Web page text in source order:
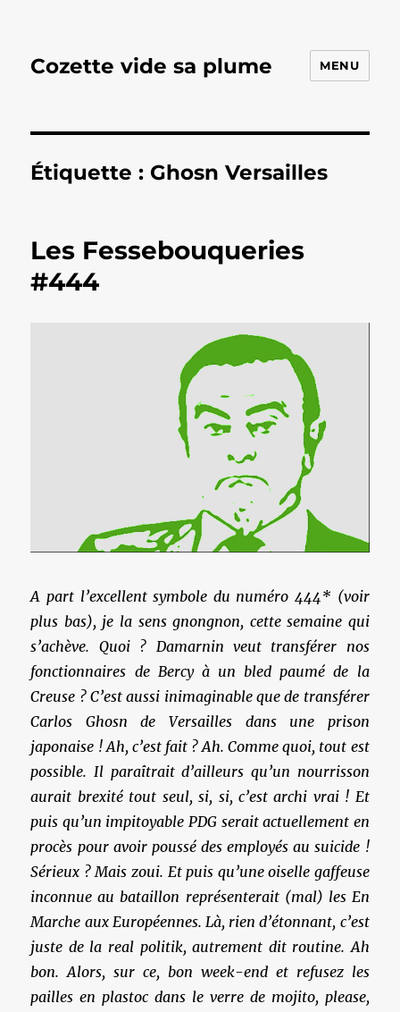
Cozette vide sa plume MENU
Étiquette : Ghosn Versailles
Les Fessebouqueries
#444
A part l’excellent symbole du numéro 444* (voir
plus bas), je la sens gnongnon, cette semaine qui
s’achève. Quoi ? Damarnin veut transférer nos
fonctionnaires de Bercy à un bled paumé de la
Creuse ? C’est aussi inimaginable que de transférer
Carlos Ghosn de Versailles dans une prison
japonaise ! Ah, c’est fait ? Ah. Comme quoi, tout est
possible. Il paraîtrait d’ailleurs qu’un nourrisson
aurait brexité tout seul, si, si, c’est archi vrai ! Et
puis qu’un impitoyable PDG serait actuellement en
procès pour avoir poussé des employés au suicide !
Sérieux ? Mais zoui. Et puis qu’une oiselle gaffeuse
inconnue au bataillon représenterait (mal) les En
Marche aux Européennes. Là, rien d’étonnant, c’est
juste de la real politik, autrement dit routine. Ah
bon. Alors, sur ce, bon week-end et refusez les
pailles en plastoc dans le verre de mojito, please,